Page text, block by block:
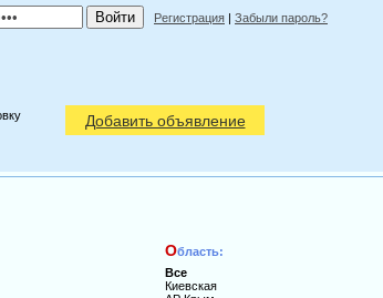
Регистрация | Забыли пароль?
Добавить объявление
Область:
Все
Киевская